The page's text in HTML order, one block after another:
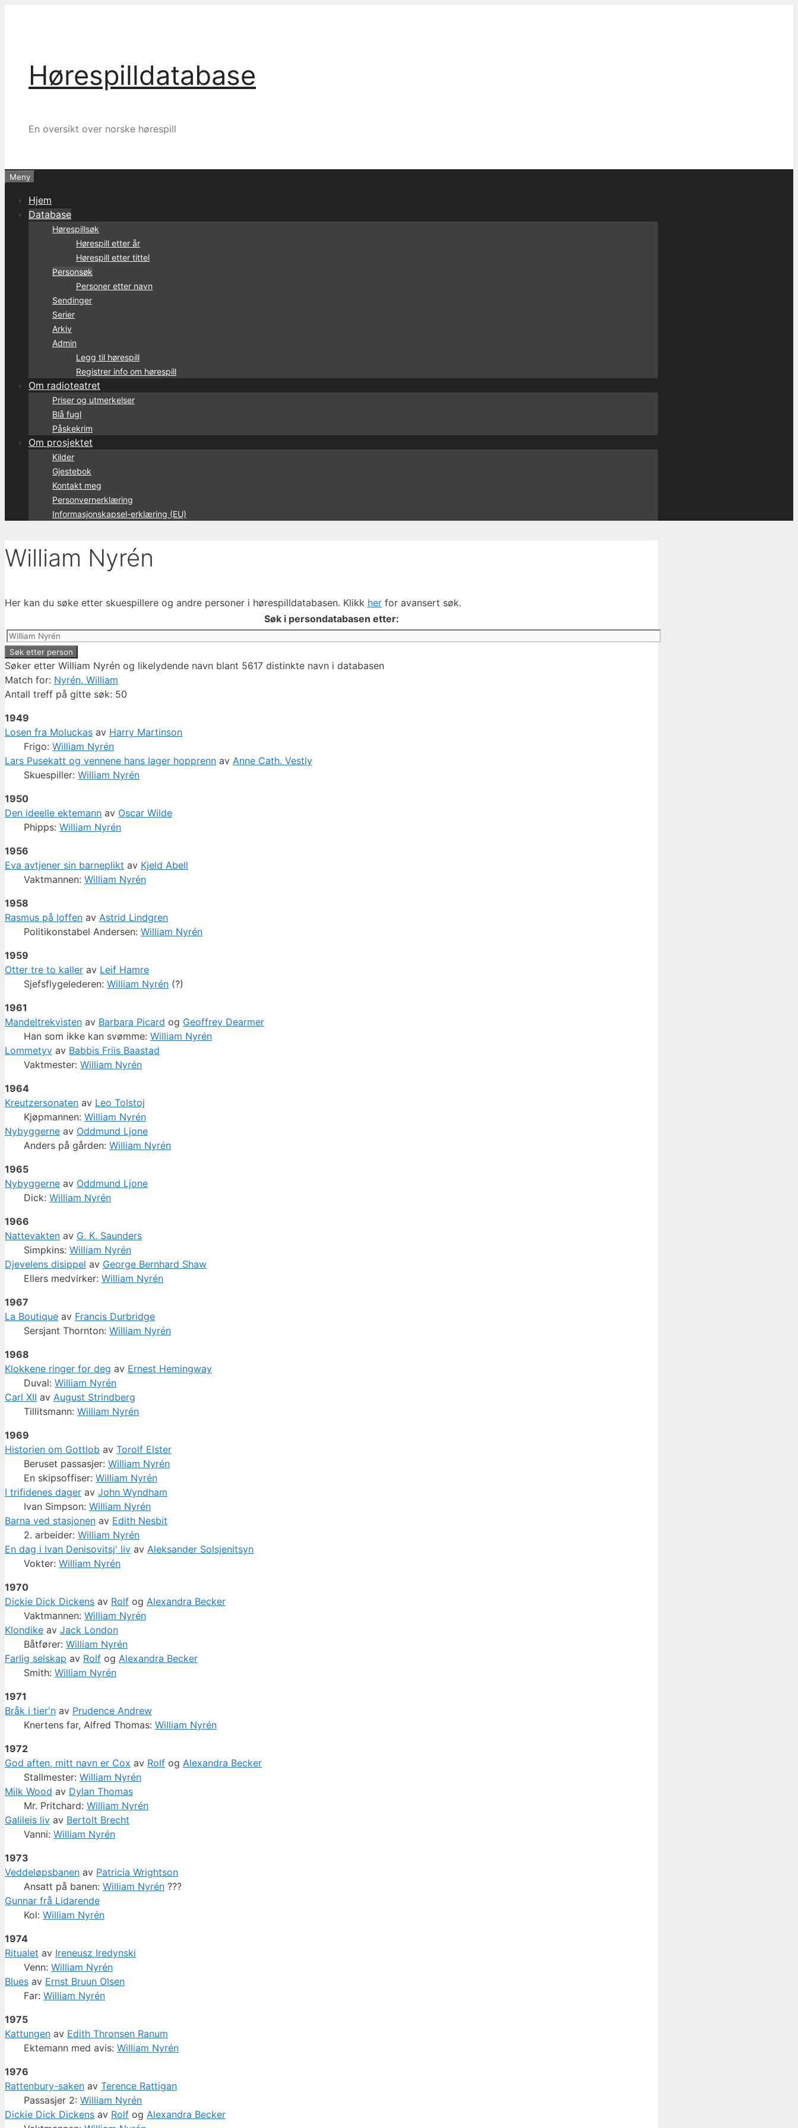
Hørespilldatabase
En oversikt over norske hørespill
Meny
Hjem
Database
Hørespillsøk
Hørespill etter år
Hørespill etter tittel
Personsøk
Personer etter navn
Sendinger
Serier
Arkiv
Admin
Legg til hørespill
Registrer info om hørespill
Om radioteatret
Priser og utmerkelser
Blå fugl
Påskekrim
Om prosjektet
Kilder
Gjestebok
Kontakt meg
Personvernerklæring
Informasjonskapsel-erklæring (EU)
William Nyrén
Her kan du søke etter skuespillere og andre personer i hørespilldatabasen. Klikk her for avansert søk.
Søk i persondatabasen etter:
Søker etter William Nyrén og likelydende navn blant 5617 distinkte navn i databasen
Match for: Nyrén, William
Antall treff på gitte søk: 50
1949
Losen fra Moluckas av Harry Martinson
Frigo: William Nyrén
Lars Pusekatt og vennene hans lager hopprenn av Anne Cath. Vestly
Skuespiller: William Nyrén
1950
Den ideelle ektemann av Oscar Wilde
Phipps: William Nyrén
1956
Eva avtjener sin barneplikt av Kjeld Abell
Vaktmannen: William Nyrén
1958
Rasmus på loffen av Astrid Lindgren
Politikonstabel Andersen: William Nyrén
1959
Otter tre to kaller av Leif Hamre
Sjefsflygelederen: William Nyrén (?)
1961
Mandeltrekvisten av Barbara Picard og Geoffrey Dearmer
Han som ikke kan svømme: William Nyrén
Lommetyv av Babbis Friis Baastad
Vaktmester: William Nyrén
1964
Kreutzersonaten av Leo Tolstoj
Kjøpmannen: William Nyrén
Nybyggerne av Oddmund Ljone
Anders på gården: William Nyrén
1965
Nybyggerne av Oddmund Ljone
Dick: William Nyrén
1966
Nattevakten av G. K. Saunders
Simpkins: William Nyrén
Djevelens disippel av George Bernhard Shaw
Ellers medvirker: William Nyrén
1967
La Boutique av Francis Durbridge
Sersjant Thornton: William Nyrén
1968
Klokkene ringer for deg av Ernest Hemingway
Duval: William Nyrén
Carl XII av August Strindberg
Tillitsmann: William Nyrén
1969
Historien om Gottlob av Torolf Elster
Beruset passasjer: William Nyrén
En skipsoffiser: William Nyrén
I trifidenes dager av John Wyndham
Ivan Simpson: William Nyrén
Barna ved stasjonen av Edith Nesbit
2. arbeider: William Nyrén
En dag i Ivan Denisovitsj' liv av Aleksander Solsjenitsyn
Vokter: William Nyrén
1970
Dickie Dick Dickens av Rolf og Alexandra Becker
Vaktmannen: William Nyrén
Klondike av Jack London
Båtfører: William Nyrén
Farlig selskap av Rolf og Alexandra Becker
Smith: William Nyrén
1971
Bråk i tier'n av Prudence Andrew
Knertens far, Alfred Thomas: William Nyrén
1972
God aften, mitt navn er Cox av Rolf og Alexandra Becker
Stallmester: William Nyrén
Milk Wood av Dylan Thomas
Mr. Pritchard: William Nyrén
Galileis liv av Bertolt Brecht
Vanni: William Nyrén
1973
Veddeløpsbanen av Patricia Wrightson
Ansatt på banen: William Nyrén ???
Gunnar frå Lidarende
Kol: William Nyrén
1974
Ritualet av Ireneusz Iredynski
Venn: William Nyrén
Blues av Ernst Bruun Olsen
Far: William Nyrén
1975
Kattungen av Edith Thronsen Ranum
Ektemann med avis: William Nyrén
1976
Rattenbury-saken av Terence Rattigan
Passasjer 2: William Nyrén
Dickie Dick Dickens av Rolf og Alexandra Becker